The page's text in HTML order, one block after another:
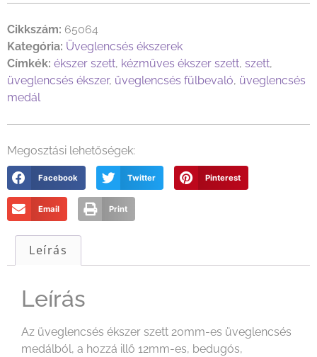
Cikkszám: 65064
Kategória: Üveglencsés ékszerek
Címkék: ékszer szett, kézműves ékszer szett, szett,
üveglencsés ékszer, üveglencsés fülbevaló, üveglencsés
medál
Megosztási lehetőségek:
Facebook Twitter Pinterest
Email Print
Leírás
Leírás
Az üveglencsés ékszer szett 20mm-es üveglencsés
medálból, a hozzá illő 12mm-es, bedugós,